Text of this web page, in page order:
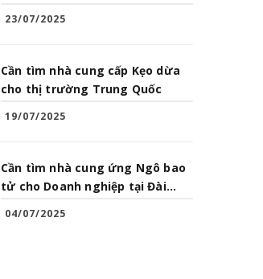
23/07/2025
Cần tìm nhà cung cấp Kẹo dừa
cho thị trường Trung Quốc
19/07/2025
Cần tìm nhà cung ứng Ngô bao
tử cho Doanh nghiệp tại Đài
04/07/2025